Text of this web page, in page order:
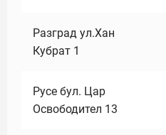
Разград ул.Хан
Кубрат 1
Русе бул. Цар
Освободител 13